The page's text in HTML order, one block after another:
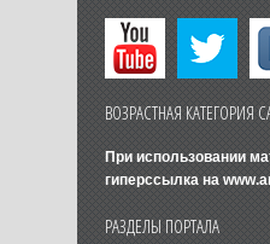
ВОЗРАСТНАЯ КАТЕГОРИЯ
При использовании
гиперссылка на
РАЗДЕЛЫ ПОРТАЛА